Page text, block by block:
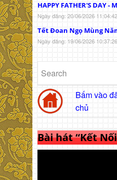
HAPPY FATHER'S DAY -
Ngày đăng: 20/06/2026
Tết Đoan Ngọ Mùng
Ngày đăng: 19/06/2026
Bấm vào
chủ
Bài hát “Kết